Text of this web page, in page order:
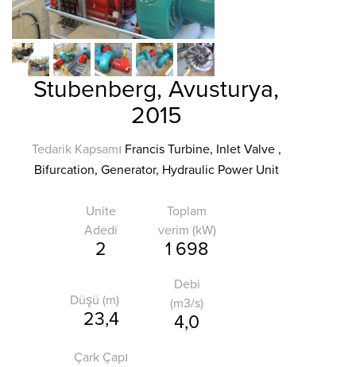
Stubenberg, Avusturya,
2015
Tedarik Kapsamı Francis Turbine, Inlet Valve ,
Bifurcation, Generator, Hydraulic Power Unit
Unite
Adedi
2
Toplam
verim (kW)
1 698
Düşü (m)
23,4
Debi
(m3/s)
4,0
Çark Çapı